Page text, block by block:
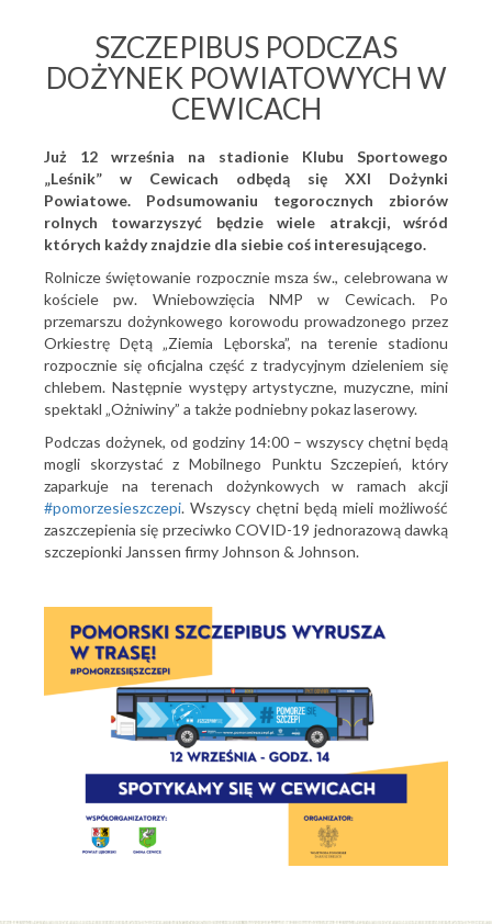
SZCZEPIBUS PODCZAS
DOŻYNEK POWIATOWYCH W
CEWICACH
Już 12 września na stadionie Klubu Sportowego
„Leśnik” w Cewicach odbędą się XXI Dożynki
Powiatowe. Podsumowaniu tegorocznych zbiorów
rolnych towarzyszyć będzie wiele atrakcji, wśród
których każdy znajdzie dla siebie coś interesującego.
Rolnicze świętowanie rozpocznie msza św., celebrowana w
kościele pw. Wniebowzięcia NMP w Cewicach. Po
przemarszu dożynkowego korowodu prowadzonego przez
Orkiestrę Dętą „Ziemia Lęborska”, na terenie stadionu
rozpocznie się oficjalna część z tradycyjnym dzieleniem się
chlebem. Następnie występy artystyczne, muzyczne, mini
spektakl „Ożniwiny” a także podniebny pokaz laserowy.
Podczas dożynek, od godziny 14:00 – wszyscy chętni będą
mogli skorzystać z Mobilnego Punktu Szczepień, który
zaparkuje na terenach dożynkowych w ramach akcji
#pomorzesieszczepi. Wszyscy chętni będą mieli możliwość
zaszczepienia się przeciwko COVID-19 jednorazową dawką
szczepionki Janssen firmy Johnson & Johnson.